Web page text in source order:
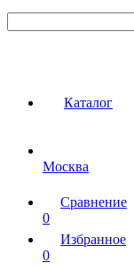
Каталог
Москва
Сравнение
0
Избранное
0